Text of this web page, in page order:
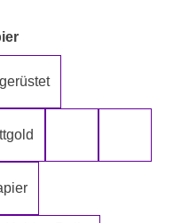
auswählen
sie während der